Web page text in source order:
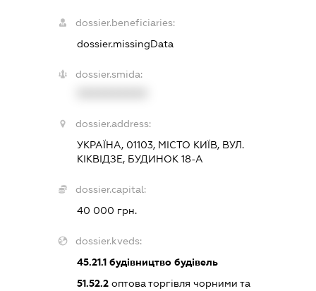
dossier.beneficiaries:
dossier.missingData
dossier.smida:
dossier.address:
УКРАЇНА, 01103, МІСТО КИЇВ, ВУЛ.
КІКВІДЗЕ, БУДИНОК 18-А
dossier.capital:
40 000 грн.
dossier.kveds:
45.21.1 будівництво будівель
51.52.2 оптова торгівля чорними та